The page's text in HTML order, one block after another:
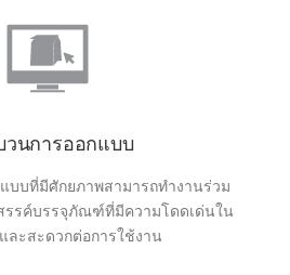
วนการออกแบบ
บบที่มีศักยภาพสามารถทำงานร่วม
รรค์บรรจุภัณฑ์ที่มีความโดดเด่นใน
ะสะดวกต่อการใช้งาน